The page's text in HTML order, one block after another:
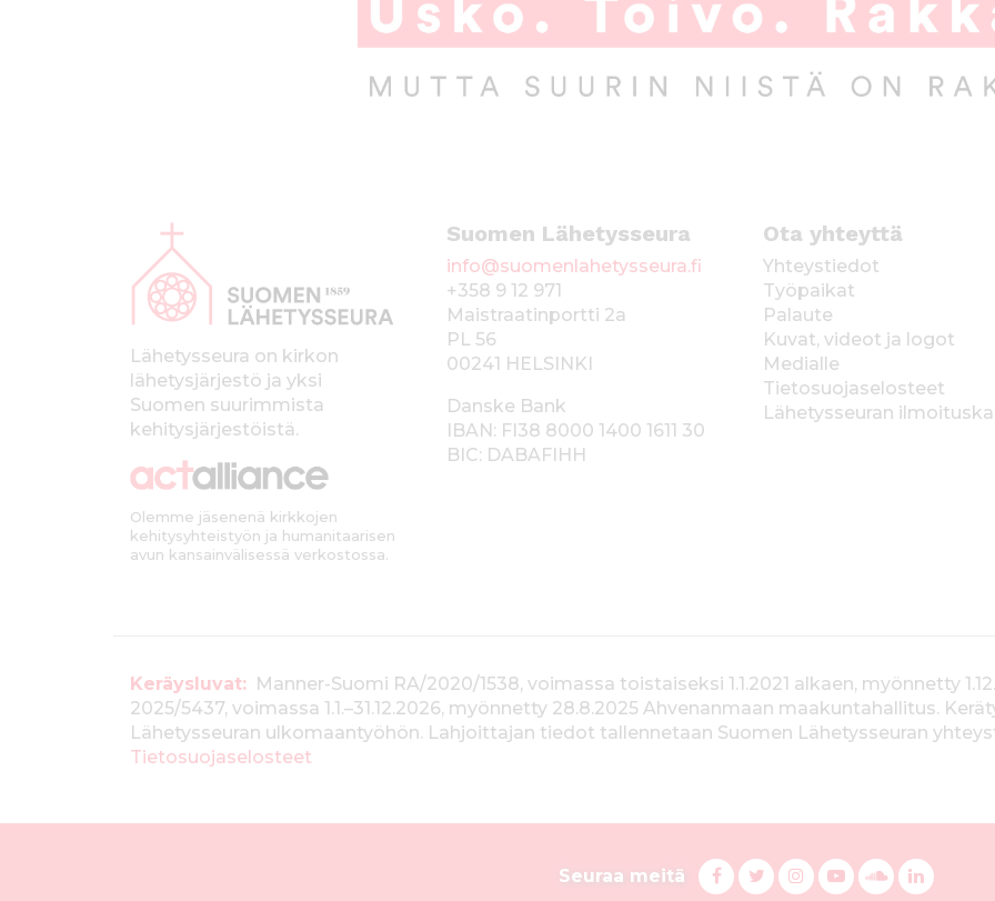
Lähetysseura on kirkon
lähetysjärjestö ja yksi
Suomen suurimmista
kehitysjärjestöistä.
Olemme jäsenenä kirkkojen
kehitysyhteistyön ja humanitaarisen
avun kansainvälisessä verkostossa.
Suomen Lähetysseura
info@suomenlahetysseura.fi
+358 9 12 971
Maistraatinportti 2a
PL 56
00241 HELSINKI
Danske Bank
IBAN: FI38 8000 1400 1611 30
BIC: DABAFIHH
Ota yhteyttä
Yhteystiedot
Työpaikat
Palaute
Kuvat, videot ja logot
Medialle
Tietosuojaselosteet
Lähetysseuran
T
i
e
Keräysluvat: Manner-Suomi RA/2020/1538, voimassa toistaiseksi 1.1.2021 alkaen, myönnetty
2025/5437, voimassa 1.1.–31.12.2026, myönnetty 28.8.2025 Ahvenanmaan maakuntahallitus.
Lähetysseuran ulkomaantyöhön. Lahjoittajan tiedot tallennetaan Suomen Lähetysseuran
Tietosuojaselosteet
S
Seuraa meitä
F
T
Y
S
L